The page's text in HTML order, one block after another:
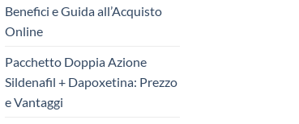
Benefici e Guida all’Acquisto
Online
Pacchetto Doppia Azione
Sildenafil + Dapoxetina: Prezzo
e Vantaggi